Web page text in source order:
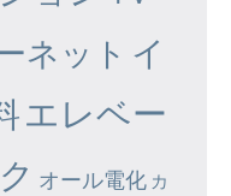
ネット イ
エレベー
オール電化 カ